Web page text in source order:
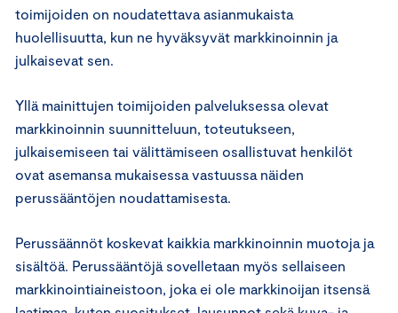
toimijoiden on noudatettava asianmukaista
huolellisuutta, kun ne hyväksyvät markkinoinnin ja
julkaisevat sen.
Yllä mainittujen toimijoiden palveluksessa olevat
markkinoinnin suunnitteluun, toteutukseen,
julkaisemiseen tai välittämiseen osallistuvat henkilöt
ovat asemansa mukaisessa vastuussa näiden
perussääntöjen noudattamisesta.
Perussäännöt koskevat kaikkia markkinoinnin muotoja ja
sisältöä. Perussääntöjä sovelletaan myös sellaiseen
markkinointiaineistoon, joka ei ole markkinoijan itsensä